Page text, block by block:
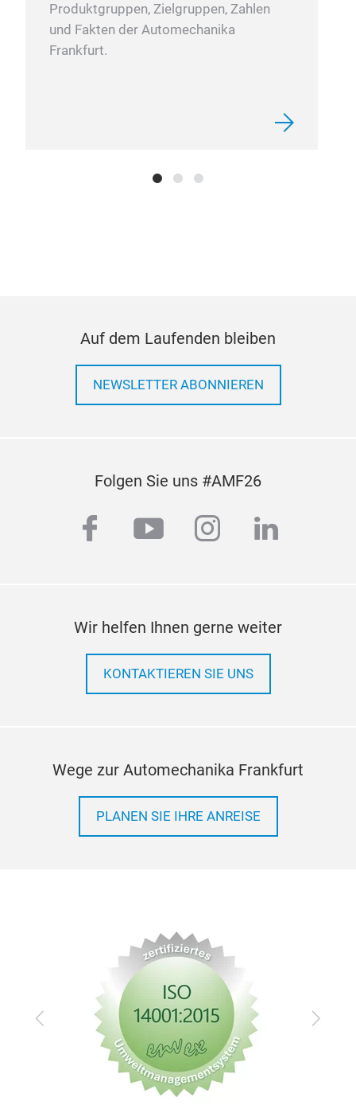
Produktgruppen, Zielgruppen, Zahlen
und Fakten der Automechanika
Frankfurt.
Auf dem Laufenden bleiben
NEWSLETTER ABONNIEREN
Folgen Sie uns #AMF26
facebook
youtubeinstagram
linkedin
Wir helfen Ihnen gerne weiter
KONTAKTIEREN SIE UNS
Wege zur Automechanika Frankfurt
PLANEN SIE IHRE ANREISE
Zurück Vor